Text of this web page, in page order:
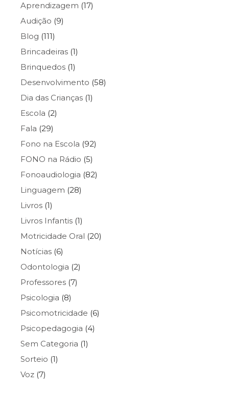
Aprendizagem (17)
Audição (9)
Blog (111)
Brincadeiras (1)
Brinquedos (1)
Desenvolvimento (58)
Dia das Crianças (1)
Escola (2)
Fala (29)
Fono na Escola (92)
FONO na Rádio (5)
Fonoaudiologia (82)
Linguagem (28)
Livros (1)
Livros Infantis (1)
Motricidade Oral (20)
Notícias (6)
Odontologia (2)
Professores (7)
Psicologia (8)
Psicomotricidade (6)
Psicopedagogia (4)
Sem Categoria (1)
Sorteio (1)
Voz (7)